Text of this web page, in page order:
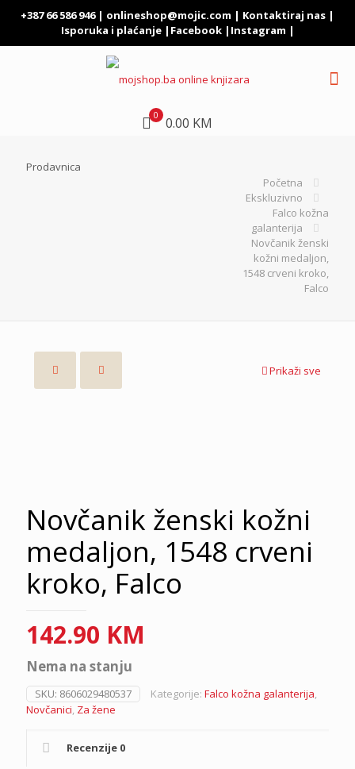
+387 66 586 946 | onlineshop@mojic.com | Kontaktiraj nas |
Isporuka i plaćanje| Facebook| Instagram |
0 0.00 KM
Prodavnica
Početna
Ekskluzivno
Falco kožna
galanterija
Novčanik ženski
kožni medaljon,
1548 crveni kroko,
Falco
Prikaži sve
Novčanik ženski kožni
medaljon, 1548 crveni
kroko, Falco
142.90 KM
Nema na stanju
SKU: 8606029480537 Kategorije: Falco kožna galanterija
Novčanici Za žene
Recenzije 0